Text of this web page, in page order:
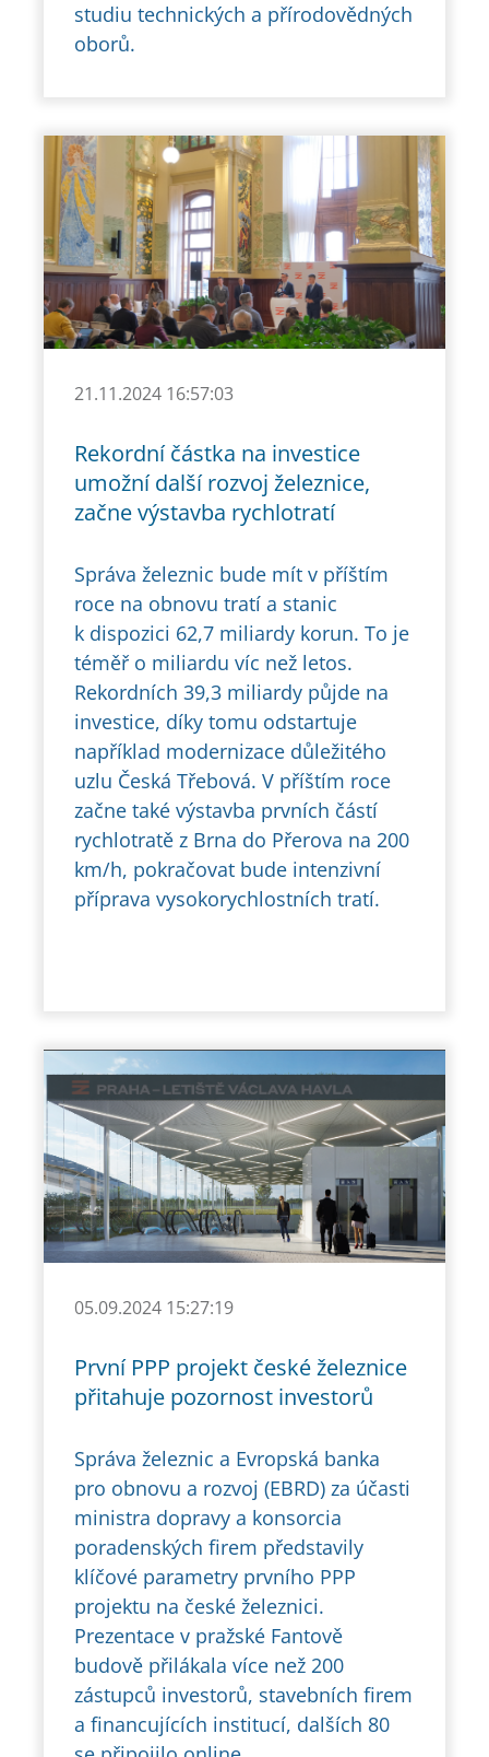
studiu technických a přírodovědných
oborů.
21.11.2024 16:57:03
Rekordní částka na investice
umožní další rozvoj železnice,
začne výstavba rychlotratí
Správa železnic bude mít v příštím
roce na obnovu tratí a stanic
k dispozici 62,7 miliardy korun. To je
téměř o miliardu víc než letos.
Rekordních 39,3 miliardy půjde na
investice, díky tomu odstartuje
například modernizace důležitého
uzlu Česká Třebová. V příštím roce
začne také výstavba prvních částí
rychlotratě z Brna do Přerova na 200
km/h, pokračovat bude intenzivní
příprava vysokorychlostních tratí.
05.09.2024 15:27:19
První PPP projekt české železnice
přitahuje pozornost investorů
Správa železnic a Evropská banka
pro obnovu a rozvoj (EBRD) za účasti
ministra dopravy a konsorcia
poradenských firem představily
klíčové parametry prvního PPP
projektu na české železnici.
Prezentace v pražské Fantově
budově přilákala více než 200
zástupců investorů, stavebních firem
a financujících institucí, dalších 80